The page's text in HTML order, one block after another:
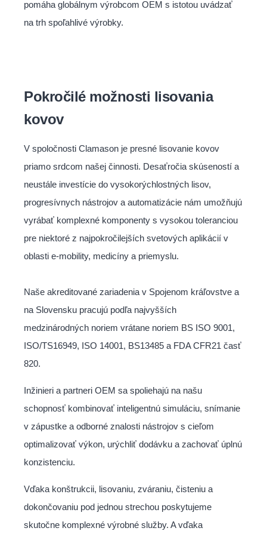
pomáha globálnym výrobcom OEM s istotou uvádzať
na trh spoľahlivé výrobky.
Pokročilé možnosti lisovania
kovov
V spoločnosti Clamason je presné lisovanie kovov
priamo srdcom našej činnosti. Desaťročia skúseností a
neustále investície do vysokorýchlostných lisov,
progresívnych nástrojov a automatizácie nám umožňujú
vyrábať komplexné komponenty s vysokou toleranciou
pre niektoré z najpokročilejších svetových aplikácií v
oblasti e-mobility, medicíny a priemyslu.
Naše akreditované zariadenia v Spojenom kráľovstve a
na Slovensku pracujú podľa najvyšších
medzinárodných noriem vrátane noriem BS ISO 9001,
ISO/TS16949, ISO 14001, BS13485 a FDA CFR21 časť
820.
Inžinieri a partneri OEM sa spoliehajú na našu
schopnosť kombinovať inteligentnú simuláciu, snímanie
v zápustke a odborné znalosti nástrojov s cieľom
optimalizovať výkon, urýchliť dodávku a zachovať úplnú
konzistenciu.
Vďaka konštrukcii, lisovaniu, zváraniu, čisteniu a
dokončovaniu pod jednou strechou poskytujeme
skutočne komplexné výrobné služby. A vďaka